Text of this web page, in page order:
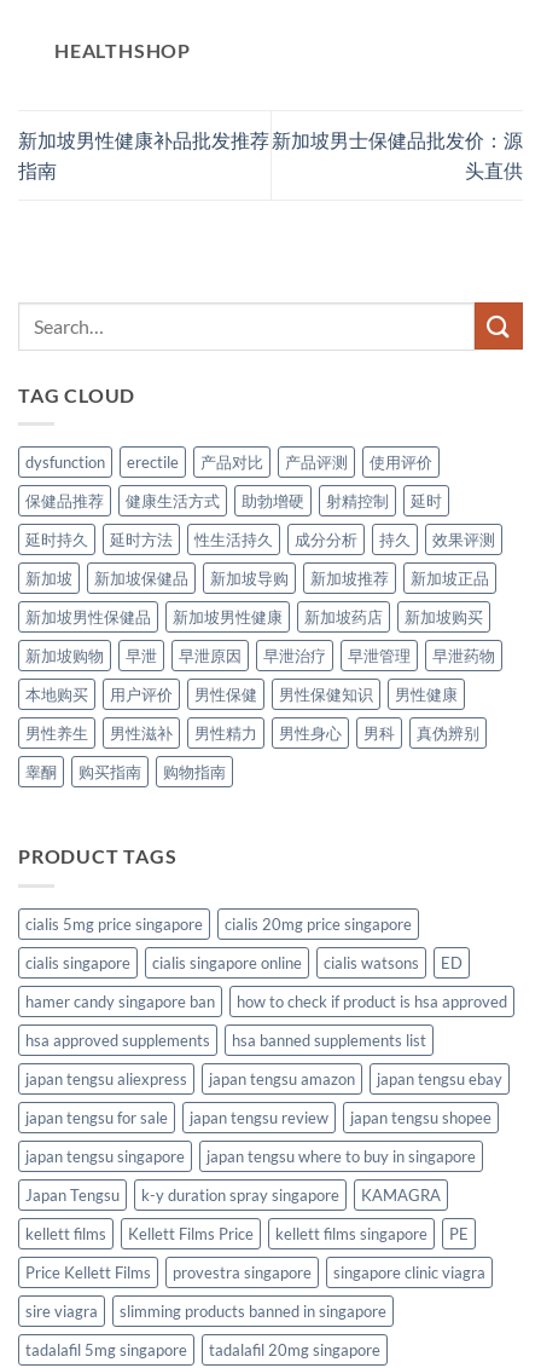
HEALTHSHOP
新加坡男性健康补品批发推荐
指南
新加坡男士保健品批发价：源
头直供
TAG CLOUD
dysfunction erectile 产品对比 产品评测
使用评价
保健品推荐
健康生活方式 助勃增硬 射精控制
延时
延时持久
延时方法 性生活持久 成分分析 持久
效果评测
新加坡
新加坡保健品 新加坡导购 新加坡推荐
新加坡正品
新加坡男性保健品
新加坡男性健康 新加坡药店
新加坡购买
新加坡购物
早泄 早泄原因 早泄治疗 早泄管理
早泄药物
本地购买
用户评价 男性保健 男性保健知识
男性健康
男性养生
男性滋补 男性精力 男性身心 男科
真伪辨别
睾酮
购买指南 购物指南
PRODUCT TAGS
cialis 5mg price singapore
cialis 20mg price singapore
cialis singapore
cialis singapore online cialis watsons
ED
hamer candy singapore ban
how to check if product is hsa approved
hsa approved supplements
hsa banned supplements list
japan tengsu aliexpress
japan tengsu amazon
japan tengsu ebay
japan tengsu for sale
japan tengsu review
japan tengsu shopee
japan tengsu singapore
japan tengsu where to buy in singapore
Japan Tengsu
k-y duration spray singapore
KAMAGRA
kellett films
Kellett Films Price kellett films singapore
PE
Price Kellett Films
provestra singapore
singapore clinic viagra
sire viagra
slimming products banned in singapore
tadalafil 5mg singapore
tadalafil 20mg singapore